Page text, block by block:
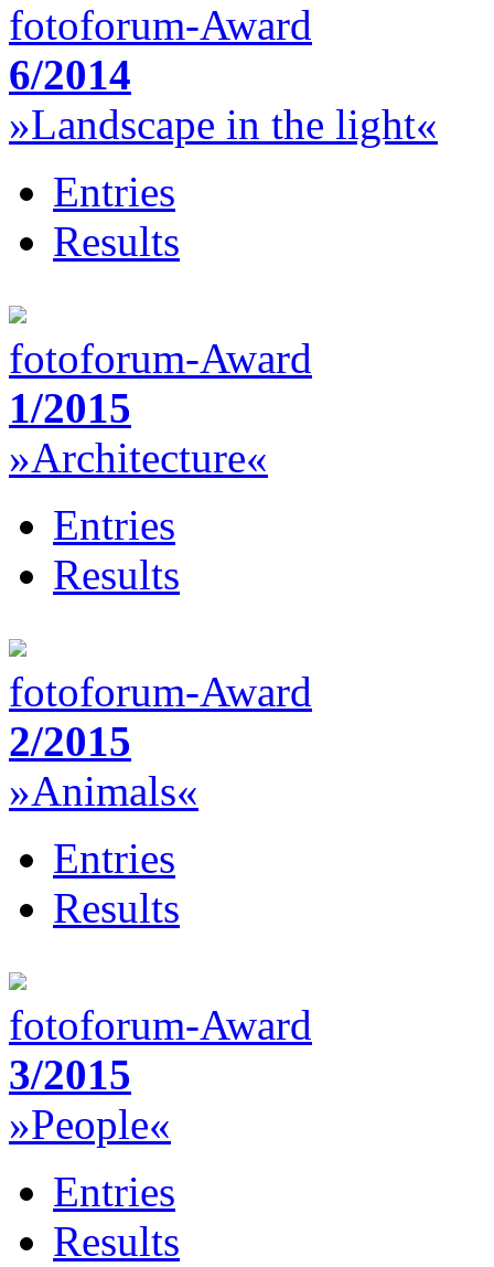
fotoforum-Award
6/2014
»Landscape in the light«
Entries
Results
fotoforum-Award
1/2015
»Architecture«
Entries
Results
fotoforum-Award
2/2015
»Animals«
Entries
Results
fotoforum-Award
3/2015
»People«
Entries
Results